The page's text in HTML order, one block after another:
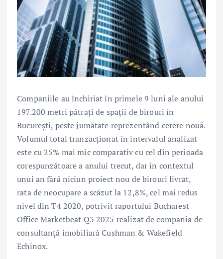
Companiile au închiriat în primele 9 luni ale anului
197.200 metri pătrați de spații de birouri în
București, peste jumătate reprezentând cerere nouă.
Volumul total tranzacționat în intervalul analizat
este cu 25% mai mic comparativ cu cel din perioada
corespunzătoare a anului trecut, dar în contextul
unui an fără niciun proiect nou de birouri livrat,
rata de neocupare a scăzut la 12,8%, cel mai redus
nivel din T4 2020, potrivit raportului Bucharest
Office Marketbeat Q3 2025 realizat de compania de
consultanță imobiliară Cushman & Wakefield
Echinox.